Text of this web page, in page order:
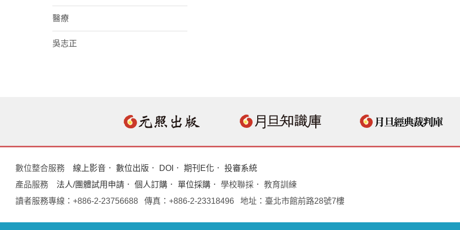
醫療
吳志正
數位整合服務 線上影音 ． 數位出版 ． DOI ． 期刊E化 ． 投審系統
產品服務
法人/團體試用申請 ． 個人訂購 ． 單位採購 ． 學校聯採． 教育訓練
讀者服務專線：+886-2-23756688 傳真：+886-2-23318496 地址：臺北市館前路28號7樓